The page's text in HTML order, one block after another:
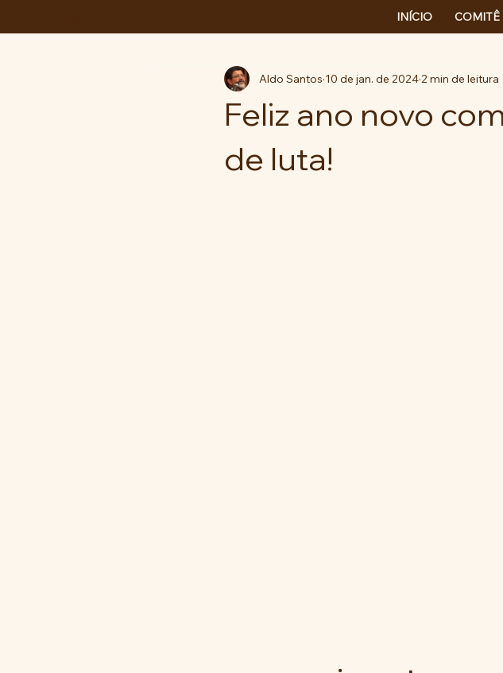
INÍCIO COMITÊ
Feliz ano novo
de luta!
Aldo Santos 10 de jan. de 2024 2 min de leitura